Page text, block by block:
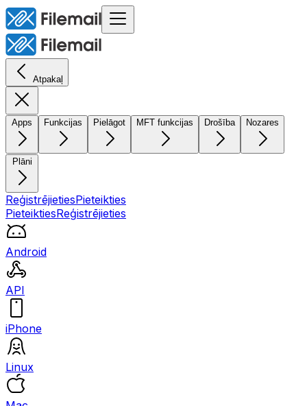
Atpakaļ
Apps Funkcijas Pielāgot MFT funkcijas Drošība Nozares
Plāni
ReģistrējietiesPieteikties
PieteiktiesReģistrējieties
Android
API
iPhone
Linux